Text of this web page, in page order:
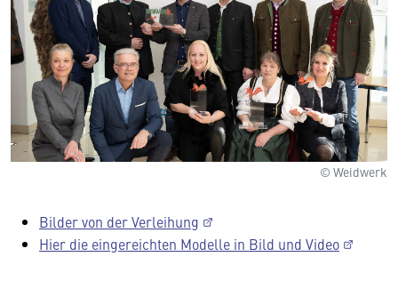
© Weidwerk
Bilder von der Verleihung
Hier die eingereichten Modelle in Bild und Video
Wir benötigen Ihre Zustimmung
Hier würden wir Ihnen gerne einen externen
Inhalt anzeigen. Dafür benötigen wir allerdings
personenbezogene technische Daten zu Geräten
und Nutzerverhalten mitunter mit US-